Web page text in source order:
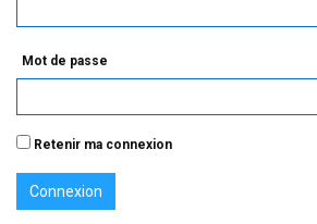
Mot de passe
Retenir ma connexion